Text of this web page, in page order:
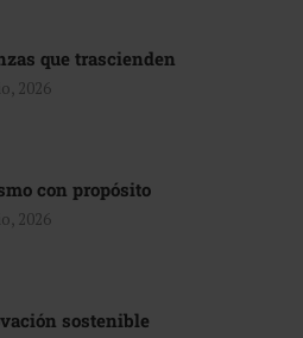
que trascienden
2026
con propósito
2026
sostenible